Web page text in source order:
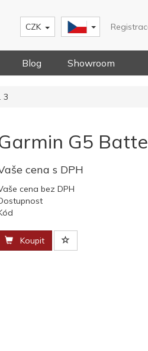
CZK
Blog Showroom
3
G5
cena s DPH
cena bez DPH
Koupit